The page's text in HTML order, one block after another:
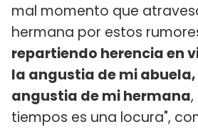
mal momento que
hermana por estos
repartiendo herencia en
la angustia de mi
angustia de mi hermana
tiempos es una locura",